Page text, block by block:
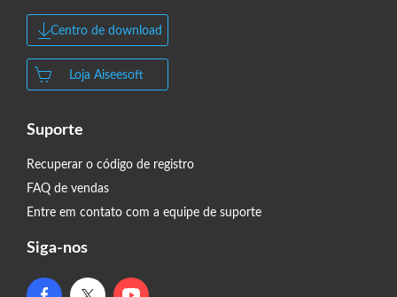
Centro de download
Loja Aiseesoft
Suporte
Recuperar o código de registro
FAQ de vendas
Entre em contato com a equipe de suporte
Siga-nos